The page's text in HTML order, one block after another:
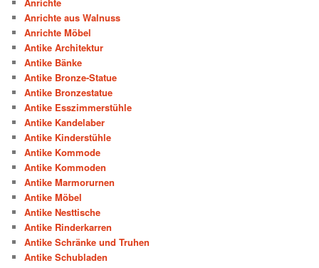
Anrichte aus Walnuss
Anrichte Möbel
Antike Architektur
Antike Bänke
Antike Bronze-Statue
Antike Bronzestatue
Antike Esszimmerstühle
Antike Kandelaber
Antike Kinderstühle
Antike Kommode
Antike Kommoden
Antike Marmorurnen
Antike Möbel
Antike Nesttische
Antike Rinderkarren
Antike Schränke und Truhen
Antike Schubladen